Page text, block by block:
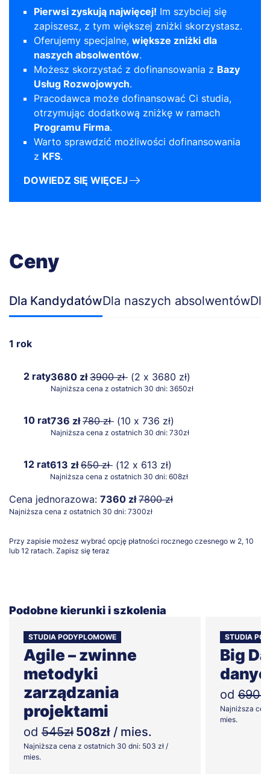
Pierwsi zyskują najwięcej! Im szybciej się
zapiszesz, z tym większej zniżki skorzystasz.
Oferujemy specjalne, większe zniżki dla
naszych absolwentów.
Możesz skorzystać z dofinansowania z Bazy
Usług Rozwojowych.
Pracodawca może dofinansować Ci studia,
otrzymując dodatkową zniżkę w ramach
Programu Firma.
Warto sprawdzić możliwości dofinansowania
z KFS.
DOWIEDZ SIĘ WIĘCEJ
Ceny
Dla KandydatówDla naszych absolwentów
1 rok
2 raty3680 zł3900 zł (2 x 3680 zł)
Najniższa cena z ostatnich 30 dni: 3650zł
10 rat736 zł780 zł (10 x 736 zł)
Najniższa cena z ostatnich 30 dni: 730zł
12 rat613 zł650 zł (12 x 613 zł)
Najniższa cena z ostatnich 30 dni: 608zł
Cena jednorazowa: 7360 zł7800 zł
Najniższa cena z ostatnich 30 dni: 7300zł
Przy zapisie możesz wybrać opcję płatności rocznego czesnego w 2, 10
lub 12 ratach. Zapisz się teraz
Podobne kierunki i szkolenia
STUDIA PODYPLOMOWE
Agile – zwinne
metodyki
zarządzania
projektami
od 545zł 508zł / mies.
Najniższa cena z ostatnich 30 dni: 503 zł /
mies.
STUDIA
Big
od 690zł
Najniższa
mies.